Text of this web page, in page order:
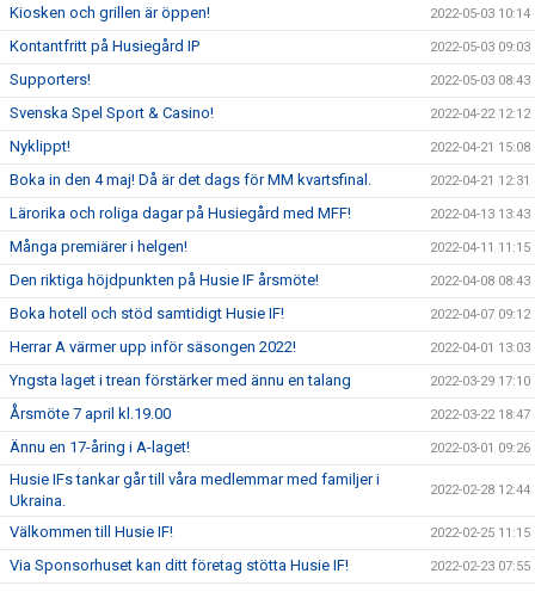
Kiosken och grillen är öppen! 2022-05-03 10:14
Kontantfritt på Husiegård IP 2022-05-03 09:03
Supporters! 2022-05-03 08:43
Svenska Spel Sport & Casino! 2022-04-22 12:12
Nyklippt! 2022-04-21 15:08
Boka in den 4 maj! Då är det dags för MM kvartsfinal. 2022-04-21 12:31
Lärorika och roliga dagar på Husiegård med MFF! 2022-04-13 13:43
Många premiärer i helgen! 2022-04-11 11:15
Den riktiga höjdpunkten på Husie IF årsmöte! 2022-04-08 08:43
Boka hotell och stöd samtidigt Husie IF! 2022-04-07 09:12
Herrar A värmer upp inför säsongen 2022! 2022-04-01 13:03
Yngsta laget i trean förstärker med ännu en talang 2022-03-29 17:10
Årsmöte 7 april kl.19.00 2022-03-22 18:47
Ännu en 17-åring i A-laget! 2022-03-01 09:26
Husie IFs tankar går till våra medlemmar med familjer i
Ukraina.
2022-02-28 12:44
Välkommen till Husie IF! 2022-02-25 11:15
Via Sponsorhuset kan ditt företag stötta Husie IF! 2022-02-23 07:55